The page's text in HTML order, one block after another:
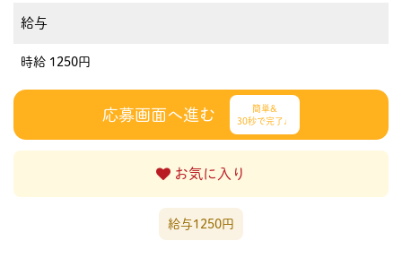
給与
時給 1250円
応募画面へ進む
簡単&
30秒で完了♩
お気に入り
給与1250円